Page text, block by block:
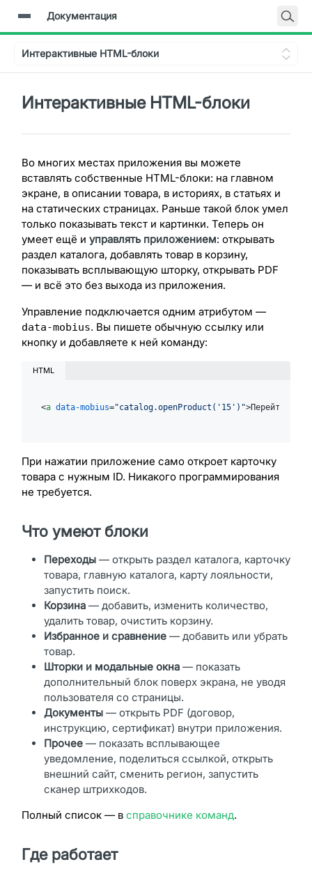
Документация
Интерактивные HTML-блоки
Интерактивные HTML-блоки
Во многих местах приложения вы можете
вставлять собственные HTML-блоки: на главном
экране, в описании товара, в историях, в статьях и
на статических страницах. Раньше такой блок умел
только показывать текст и картинки. Теперь он
умеет ещё и управлять приложением: открывать
раздел каталога, добавлять товар в корзину,
показывать всплывающую шторку, открывать PDF
— и всё это без выхода из приложения.
Управление подключается одним атрибутом —
data-mobius. Вы пишете обычную ссылку или
кнопку и добавляете к ней команду:
HTML
<a data-mobius="catalog.openProduct('15')">Перейти к
При нажатии приложение само откроет карточку
товара с нужным ID. Никакого программирования
не требуется.
Что умеют блоки
Переходы — открыть раздел каталога, карточку
товара, главную каталога, карту лояльности,
запустить поиск.
Корзина — добавить, изменить количество,
удалить товар, очистить корзину.
Избранное и сравнение — добавить или убрать
товар.
Шторки и модальные окна — показать
дополнительный блок поверх экрана, не уводя
пользователя со страницы.
Документы — открыть PDF (договор,
инструкцию, сертификат) внутри приложения.
Прочее — показать всплывающее
уведомление, поделиться ссылкой, открыть
внешний сайт, сменить регион, запустить
сканер штрихкодов.
Полный список — в справочнике команд.
Где работает